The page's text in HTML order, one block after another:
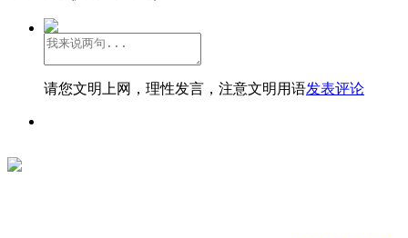
请您文明上网，理性发言，注意文明用语发表评论